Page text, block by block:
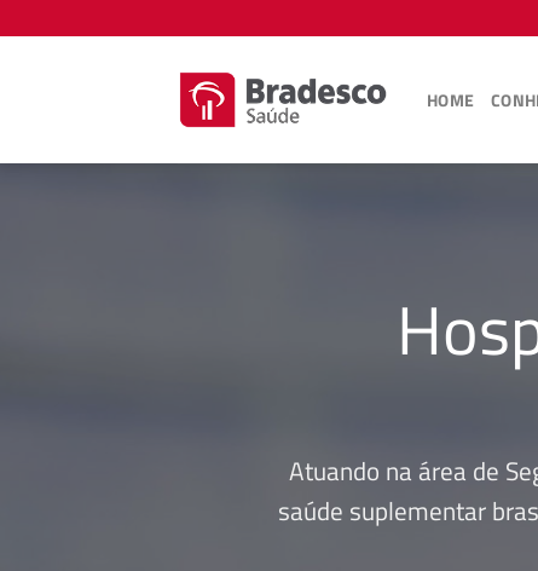
to
HOME
Atuando na área de
saúde suplementar